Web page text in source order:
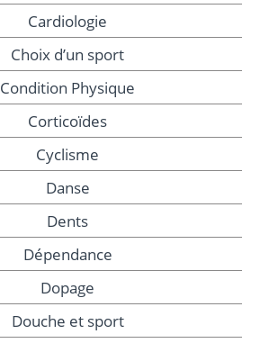
Cardiologie
Choix d’un sport
Condition Physique
Corticoïdes
Cyclisme
Danse
Dents
Dépendance
Dopage
Douche et sport